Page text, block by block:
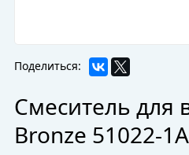
Поделиться:
Смеситель для
Bronze 51022-